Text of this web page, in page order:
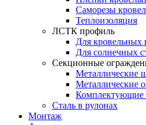
Саморезы
Теплоизоляция
ЛСТК профиль
Для кровельных
Для солнечных
Секционные
Металлические
Металлические
Комплектующие
Сталь в рулонах
Монтаж